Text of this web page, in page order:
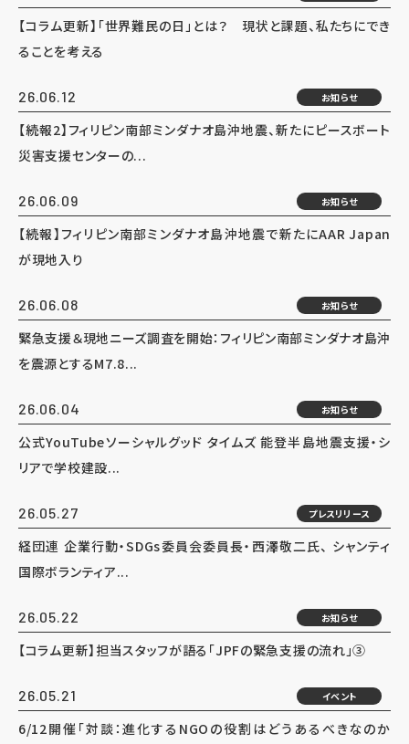
【コラム更新】「世界難民の日」とは？ 現状と課題、私たちにでき
ることを考える
26.06.12 お知らせ
【続報2】フィリピン南部ミンダナオ島沖地震、新たにピースボート
災害支援センターの...
26.06.09 お知らせ
【続報】フィリピン南部ミンダナオ島沖地震で新たにAAR Japan
が現地入り
26.06.08 お知らせ
緊急支援＆現地ニーズ調査を開始：フィリピン南部ミンダナオ島沖
を震源とするM7.8...
26.06.04 お知らせ
公式YouTubeソーシャルグッド タイムズ 能登半島地震支援・シ
リアで学校建設...
26.05.27 プレスリリース
経団連 企業行動・SDGs委員会委員長・西澤敬二氏、 シャンティ
国際ボランティア...
26.05.22 お知らせ
【コラム更新】担当スタッフが語る「JPFの緊急支援の流れ」③
26.05.21 イベント
6/12開催「対談：進化するNGOの役割はどうあるべきなのか